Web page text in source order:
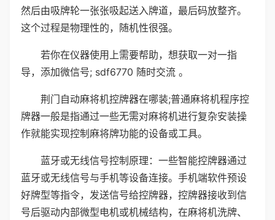
然后由吸牌轮一张张吸起送入牌道，最后码放整齐。
这个过程是物理性的，随机性很强。
若你在仪器使用上需要帮助，想获取一对一指
导，添加微信号; sdf6770 随时交流 。
荆门自动麻将机控牌器在哪装;普通麻将机程序控
牌器一般是指通过一些无需对麻将机进行复杂安装操
作就能实现控制麻将牌功能的设备或工具。
蓝牙或无线信号控制原理：一些智能控牌器通过
蓝牙或无线信号与手机等设备连接。手机端软件预设
好牌型等指令，发送信号给控牌器，控牌器接收到信
号后驱动内部微型电机或机械结构，在麻将机洗牌、